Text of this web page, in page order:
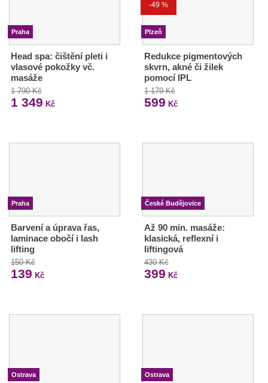
Praha
Head spa: čištění pleti i
vlasové pokožky vč.
masáže
1 790 Kč
1 349 Kč
-49 %
Plzeň
Redukce pigmentových
skvrn, akné či žilek
pomocí IPL
1 179 Kč
599 Kč
Praha
Barvení a úprava řas,
laminace obočí i lash
lifting
150 Kč
139 Kč
České Budějovice
Až 90 min. masáže:
klasická, reflexní i
liftingová
430 Kč
399 Kč
Ostrava Ostrava